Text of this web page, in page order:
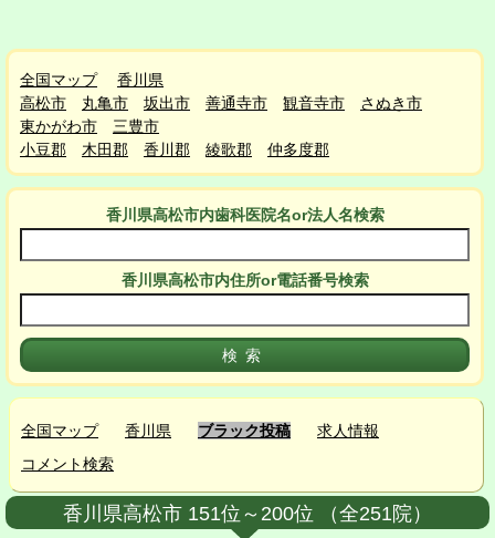
全国マップ
香川県
高松市
丸亀市 坂出市 善通寺市 観音寺市
さぬき市
東かがわ市
三豊市
小豆郡
木田郡 香川郡 綾歌郡 仲多度郡
香川県高松市内歯科医院名or法人名検索
香川県高松市内住所or電話番号検索
全国マップ 香川県 ブラック投稿
求人情報
コメント検索
香川県高松市 151位～200位 （全251院）